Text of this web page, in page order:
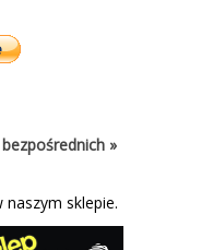
»
sklepie.